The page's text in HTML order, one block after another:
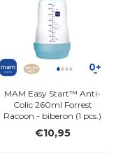
Easy Start™ Anti-
Colic 260ml Forrest
- biberon (1 pcs.)
€10,95